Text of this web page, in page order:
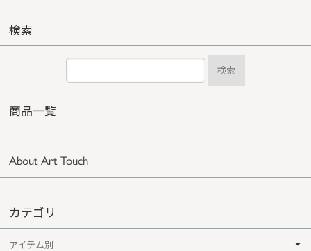
検索
検索
商品一覧
About Art Touch
カテゴリ
アイテム別